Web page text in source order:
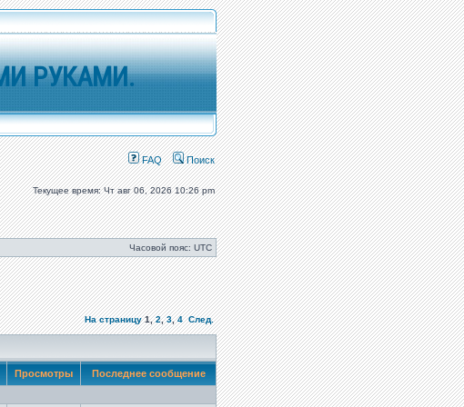
РУКАМИ.
FAQ Поиск
Текущее время: Чт авг 06, 2026 10:26 pm
Часовой пояс: UTC
На страницу 1,2,3,4 След.
Просмотры Последнее сообщение